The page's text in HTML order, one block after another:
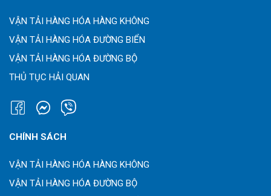
VẬN TẢI HÀNG HÓA HÀNG KHÔNG
VẬN TẢI HÀNG HÓA ĐƯỜNG BIỂN
VẬN TẢI HÀNG HÓA ĐƯỜNG BỘ
THỦ TỤC HẢI QUAN
CHÍNH SÁCH
VẬN TẢI HÀNG HÓA HÀNG KHÔNG
VẬN TẢI HÀNG HÓA ĐƯỜNG BỘ